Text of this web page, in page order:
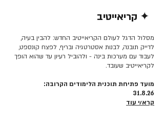
✦ קריאייטיב
מסלול הדגל לעולם הקריאייטיב החדש: להבין בעיה,
לדייק תובנה, לבנות אסטרטגיה ובריף, לפצח קונספט,
לעבוד עם מערכות בינה - ולהוביל רעיון עד שהוא הופך
לקריאייטיב שעובד.
מועד פתיחת תוכנית הלימודים הקרובה:
31.8.26
קרא/י עוד